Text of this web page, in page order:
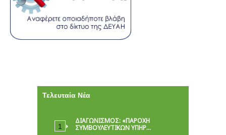
Τελευταία Νέα
ΔΙΑΓΩΝΙΣΜΟΣ: «ΠΑΡΟΧΉ
ΣΥΜΒΟΥΛΕΥΤΙΚΏΝ ΥΠΗΡ…